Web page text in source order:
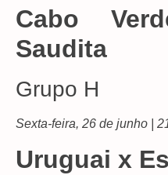
Cabo
Saudita
Grupo H
Sexta-feira, 26 de junho |
Uruguai x